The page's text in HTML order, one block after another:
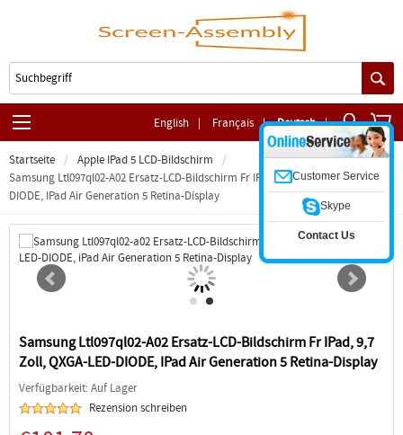
English | Français | Deutsch |
Startseite
Apple IPad 5 LCD-Bildschirm
Samsung Ltl097ql02-A02 Ersatz-LCD-Bildschirm Fr IPad, 9,7 Zoll, QXGA-LED-
DIODE, IPad Air Generation 5 Retina-Display
Samsung Ltl097ql02-A02 Ersatz-LCD-Bildschirm Fr IPad, 9,7
Zoll, QXGA-LED-DIODE, IPad Air Generation 5 Retina-Display
Verfügbarkeit: Auf Lager
Rezension schreiben
Customer Service
Skype
Contact Us